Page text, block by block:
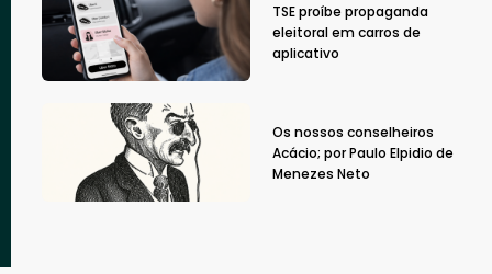
TSE proíbe propaganda
eleitoral em carros de
aplicativo
Os nossos conselheiros
Acácio; por Paulo Elpidio de
Menezes Neto